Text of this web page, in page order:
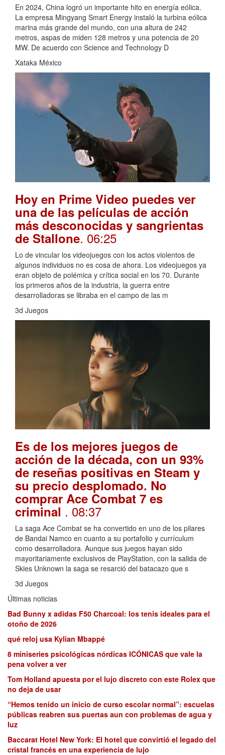
En 2024, China logró un importante hito en energía eólica.
La empresa Mingyang Smart Energy instaló la turbina eólica
marina más grande del mundo, con una altura de 242
metros, aspas de miden 128 metros y una potencia de 20
MW. De acuerdo con Science and Technology D
Xataka México
Hoy en Prime Video puedes ver
una de las películas de acción
más desconocidas y sangrientas
de Stallone. 06:25
Lo de vincular los videojuegos con los actos violentos de
algunos individuos no es cosa de ahora. Los videojuegos ya
eran objeto de polémica y crítica social en los 70. Durante
los primeros años de la industria, la guerra entre
desarrolladoras se libraba en el campo de las m
3d Juegos
Es de los mejores juegos de
acción de la década, con un 93%
de reseñas positivas en Steam y
su precio desplomado. No
comprar Ace Combat 7 es
criminal . 08:37
La saga Ace Combat se ha convertido en uno de los pilares
de Bandai Namco en cuanto a su portafolio y currículum
como desarrolladora. Aunque sus juegos hayan sido
mayoritariamente exclusivos de PlayStation, con la salida de
Skies Unknown la saga se resarció del batacazo que s
3d Juegos
Últimas noticias
Bad Bunny x adidas F50 Charcoal: los tenis ideales para el
otoño de 2026
qué reloj usa Kylian Mbappé
8 miniseries psicológicas nórdicas ICÓNICAS que vale la
pena volver a ver
Tom Holland apuesta por el lujo discreto con este Rolex que
no deja de usar
“Hemos tenido un inicio de curso escolar normal”: escuelas
públicas reabren sus puertas aun con problemas de agua y
luz
Baccarat Hotel New York: El hotel que convirtió el legado del
cristal francés en una experiencia de lujo